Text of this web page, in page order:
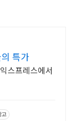
특가
스프레스에서
고